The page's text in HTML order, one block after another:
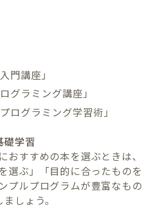
門講座」
グラミング講座」
ログラミング学習術」
礎学習
おすすめの本を選ぶときは、
選ぶ」「目的に合ったものを
プルプログラムが豊富なもの
しょう。